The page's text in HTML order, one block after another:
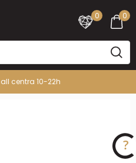
0
0
centra 10-22h